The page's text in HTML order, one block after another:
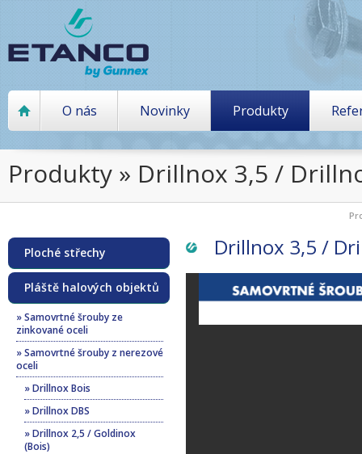
Produkty » Drillnox 3,5 /
Ploché střechy
Pláště halových objektů
» Samovrtné šrouby ze
zinkované oceli
» Samovrtné šrouby z nerezové
oceli
» Drillnox Bois
» Drillnox DBS
» Drillnox 2,5 / Goldinox
(Bois)
Drillnox 3,5 /
O nás Novinky Produkty